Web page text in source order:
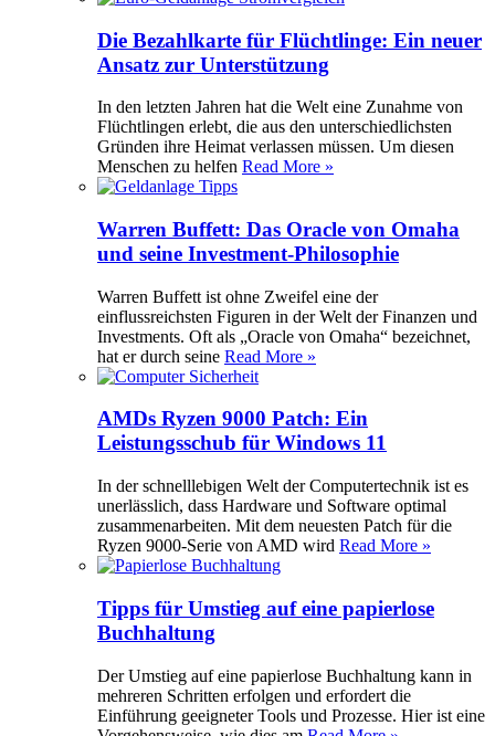
Die Bezahlkarte für Flüchtlinge: Ein neuer
Ansatz zur Unterstützung
In den letzten Jahren hat die Welt eine Zunahme von
Flüchtlingen erlebt, die aus den unterschiedlichsten
Gründen ihre Heimat verlassen müssen. Um diesen
Menschen zu helfen Read More »
Warren Buffett: Das Oracle von Omaha
und seine Investment-Philosophie
Warren Buffett ist ohne Zweifel eine der
einflussreichsten Figuren in der Welt der Finanzen und
Investments. Oft als „Oracle von Omaha“ bezeichnet,
hat er durch seine Read More »
AMDs Ryzen 9000 Patch: Ein
Leistungsschub für Windows 11
In der schnelllebigen Welt der Computertechnik ist es
unerlässlich, dass Hardware und Software optimal
zusammenarbeiten. Mit dem neuesten Patch für die
Ryzen 9000-Serie von AMD wird Read More »
Tipps für Umstieg auf eine papierlose
Buchhaltung
Der Umstieg auf eine papierlose Buchhaltung kann in
mehreren Schritten erfolgen und erfordert die
Einführung geeigneter Tools und Prozesse. Hier ist eine